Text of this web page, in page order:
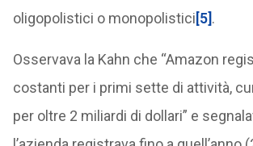
oligopolistici o monopolistici[5].
Osservava la Kahn che “Amazon
costanti per i primi sette di attività,
per oltre 2 miliardi di dollari” e